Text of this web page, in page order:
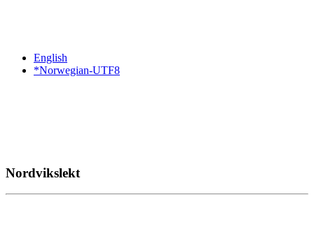
English
*Norwegian-UTF8
Nordvikslekt